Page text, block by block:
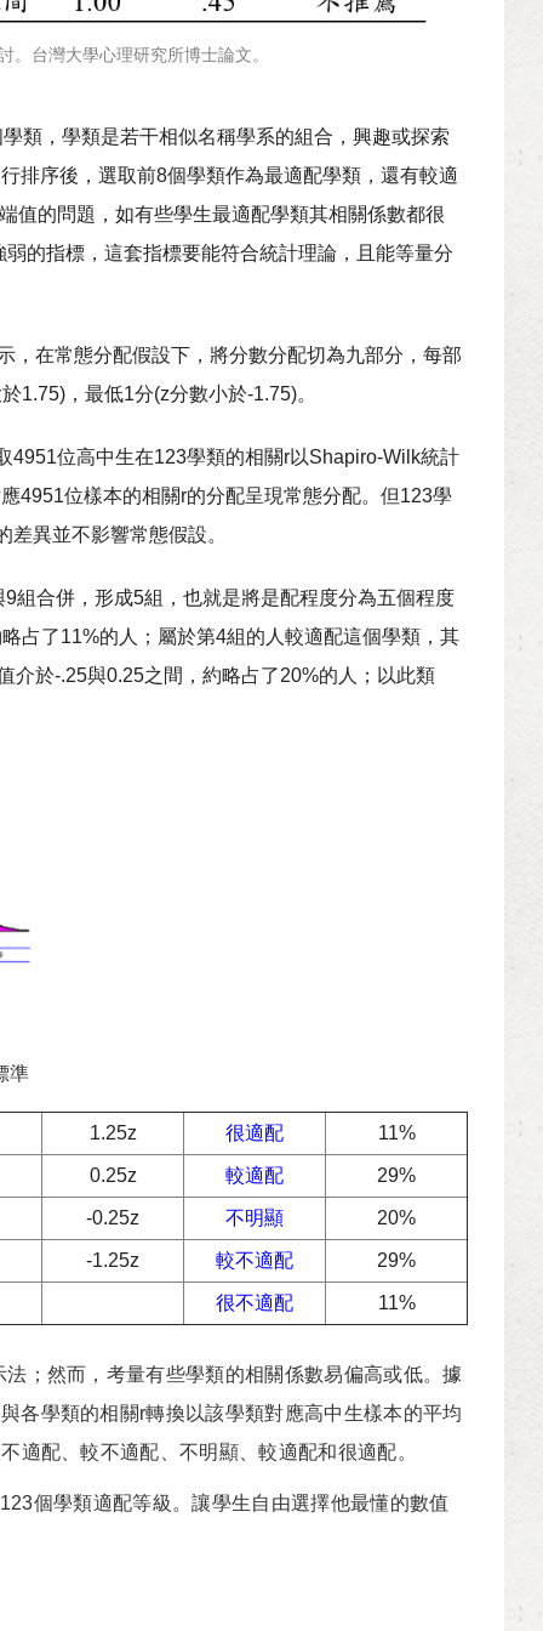
台灣大學心理研究所博士論文。
類，學類是若干相似名稱學系的組合，興趣或探索
排序後，選取前8個學類作為最適配學類，還有較適
值的問題，如有些學生最適配學類其相關係數都很
的指標，這套指標要能符合統計理論，且能等量分
，在常態分配假設下，將分數分配切為九部分，每部
1.75)，最低1分(z分數小於-1.75)。
4951位高中生在123學類的相關r以Shapiro-Wilk統計
4951位樣本的相關r的分配呈現常態分配。但123學
異並不影響常態假設。
組合併，形成5組，也就是將是配程度分為五個程度
占了11%的人；屬於第4組的人較適配這個學類，其
介於-.25與0.25之間，約略占了20%的人；以此類
準
1.25z 很適配 11%
0.25z 較適配 29%
-0.25z 不明顯 20%
-1.25z 較不適配 29%
很不適配 11%
；然而，考量有些學類的相關係數易偏高或低。據
各學類的相關r轉換以該學類對應高中生樣本的平均
適配、較不適配、不明顯、較適配和很適配。
個學類適配等級。讓學生自由選擇他最懂的數值